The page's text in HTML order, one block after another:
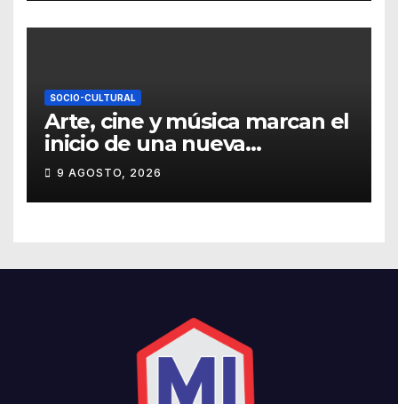
SOCIO-CULTURAL
Arte, cine y música marcan el
inicio de una nueva
temporada cultural en la UG
9 AGOSTO, 2026